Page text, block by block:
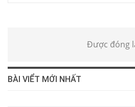
Được đóng
BÀI VIỂT MỚI NHẤT